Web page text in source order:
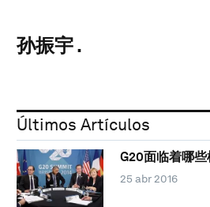
孙振宇 .
Últimos Artículos
G20面临着哪些
25 abr 2016